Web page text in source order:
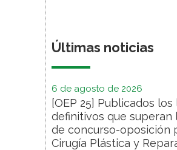
Últimas noticias
6 de agosto de 2026
[OEP 25] Publicados
definitivos que superan
de concurso-oposición
Cirugía Plástica y